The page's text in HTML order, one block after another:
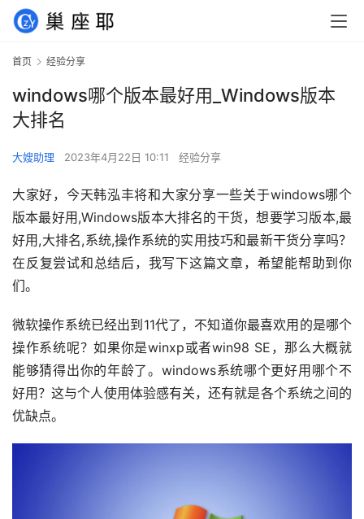
首页 经验分享
windows哪个版本最好用_Windows版本
大排名
大嫂助理 2023年4月22日 10:11 经验分享
大家好，今天韩泓丰将和大家分享一些关于windows哪个
版本最好用,Windows版本大排名的干货，想要学习版本,最
好用,大排名,系统,操作系统的实用技巧和最新干货分享吗？
在反复尝试和总结后，我写下这篇文章，希望能帮助到你
们。
微软操作系统已经出到11代了，不知道你最喜欢用的是哪个
操作系统呢？如果你是winxp或者win98 SE，那么大概就
能够猜得出你的年龄了。windows系统哪个更好用哪个不
好用？这与个人使用体验感有关，还有就是各个系统之间的
优缺点。